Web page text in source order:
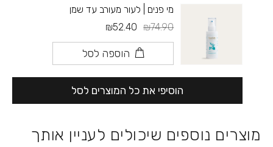
מי פנים | לעור מעורב עד שמן
₪74.90
₪52.40
הוספה לסל
הוסיפי את כל המוצרים לסל
מוצרים נוספים שיכולים לעניין אותך